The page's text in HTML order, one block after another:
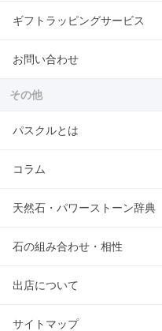
ギフトラッピングサービス
お問い合わせ
その他
パスクルとは
コラム
天然石・パワーストーン辞典
石の組み合わせ・相性
出店について
サイトマップ